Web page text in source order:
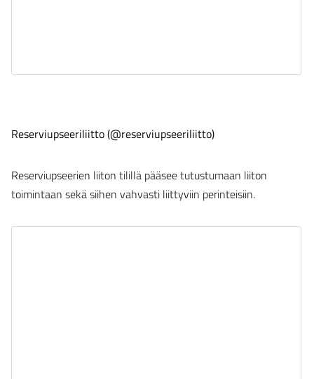
Reserviupseeriliitto (@reserviupseeriliitto)
Reserviupseerien liiton tilillä pääsee tutustumaan liiton
toimintaan sekä siihen vahvasti liittyviin perinteisiin.